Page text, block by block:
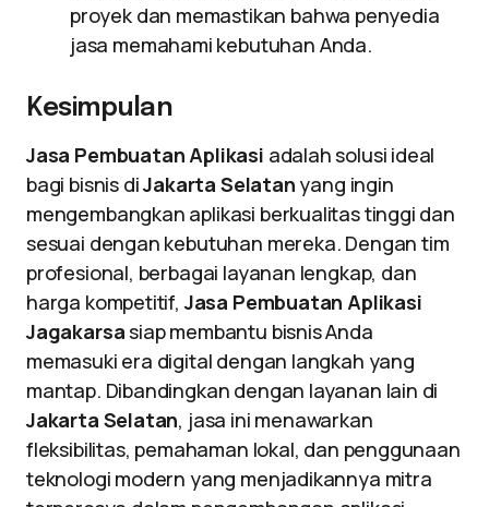
proyek dan memastikan bahwa penyedia
jasa memahami kebutuhan Anda.
Kesimpulan
Jasa Pembuatan Aplikasi adalah solusi ideal
bagi bisnis diJakarta Selatan yang ingin
mengembangkan aplikasi berkualitas tinggi dan
sesuai dengan kebutuhan mereka. Dengan tim
profesional, berbagai layanan lengkap, dan
harga kompetitif,Jasa Pembuatan Aplikasi
Jagakarsasiap membantu bisnis Anda
memasuki era digital dengan langkah yang
mantap. Dibandingkan dengan layanan lain di
Jakarta Selatan, jasa ini menawarkan
fleksibilitas, pemahaman lokal, dan penggunaan
teknologi modern yang menjadikannya mitra